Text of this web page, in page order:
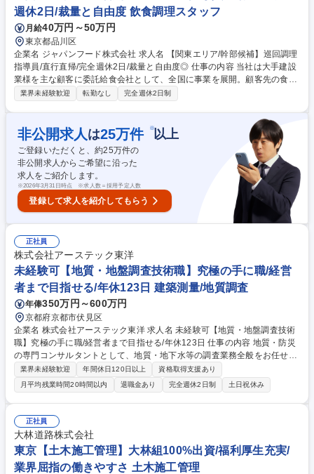
週休2日/裁量と自由度 飲食調理スタッフ
月給40万円～50万円
東京都品川区
企業名 ジャパンフード株式会社 求人名 【関東エリア/幹部候補】巡回調理
指導員/直行直帰/完全週休2日/裁量と自由度◎ 仕事の内容 当社は大手建設
業様を主な顧客に委託給食会社として、全国に事業を展開。顧客先の食堂
（九州エリア）を巡回し、お客様のご意見,ご希望を伺いながら運営をお手
員の方の仮住まいで運営される食堂の賄さんです。出張が多いですが、同
じく仮住まいにて仕事を頑張られている利用者の方々に、温かくおいしい
お食事をお届けする、やりがいのある仕事です。料理を通して人に喜んで
いただきたい方、いろいろな場所に行くことが好きな方の応募をお待ちし
ています。新規現場での食堂運営の開設準備や食堂提供を軌道に乗せるた
め、1ヵ月～3ヵ月程度滞在して頂きます。 募集職種 【関東エリア/幹部候
補】巡回調理指導員/直行直帰/完全週休2日/裁量と自由度◎
業界未経験歓迎 転勤なし 完全週休2日制
非公開求人 は25万件 ※以上
ご登録いただくと、約25万件の
非公開求人からご希望に沿った
求人をご紹介します。
※2026年3月31日時点 ※求人数＝採用予定人数
登録して求人を紹介してもらう
正社員
株式会社アーステック東洋
未経験可【地質・地盤調査技術職】究極の手に職/経営
者まで目指せる/年休123日 建築測量/地質調査
年俸350万円～600万円
京都府京都市伏見区
企業名 株式会社アーステック東洋 求人名 未経験可【地質・地盤調査技術
職】究極の手に職/経営者まで目指せる/年休123日 仕事の内容 地質・防災
の専門コンサルタントとして、地質・地下水等の調査業務全般をお任せし
ます。公共事業主体のため安定した環境で実務経験を活かし、更なるキャ
リアアップとスキルの専門深化が可能です。 【具体的には】 地質・土質
調査に関わる現地調査、鑑定、解析、報告書作成、発注者への提案・計
画、工程手配、安全管理等をチームで行います。インフラ整備の経済性や
安全性に寄与する地質情報を提供してください。山・海・平野などの多種
多様な国家プロジェクトに関わることで、フィールドワークを通じた深い
知見獲得が可能です。 募集職種 未経験可【地質・地盤調査技術職】究極
の手に職/経営者まで目指せる/年休123日
業界未経験歓迎 年間休日120日以上
資格取得支援あり
月平均残業時間20時間以内
退職金あり 完全週休2日制 土日祝休み
正社員
大林道路株式会社
東京【土木施工管理】大林組100%出資/福利厚生充実/
業界屈指の働きやすさ 土木施工管理